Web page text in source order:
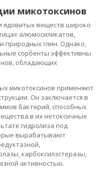
микотоксинов
ядовитых веществ широко
алюмосиликатов,
природных глин. Однако,
сорбенты эффективны
обладающих
микотоксинов применяют
Он заключается в
бактерий, способных
в их нетоксичные
гидролиза под
вырабатывают
карбоксилэстеразы,
активностью.